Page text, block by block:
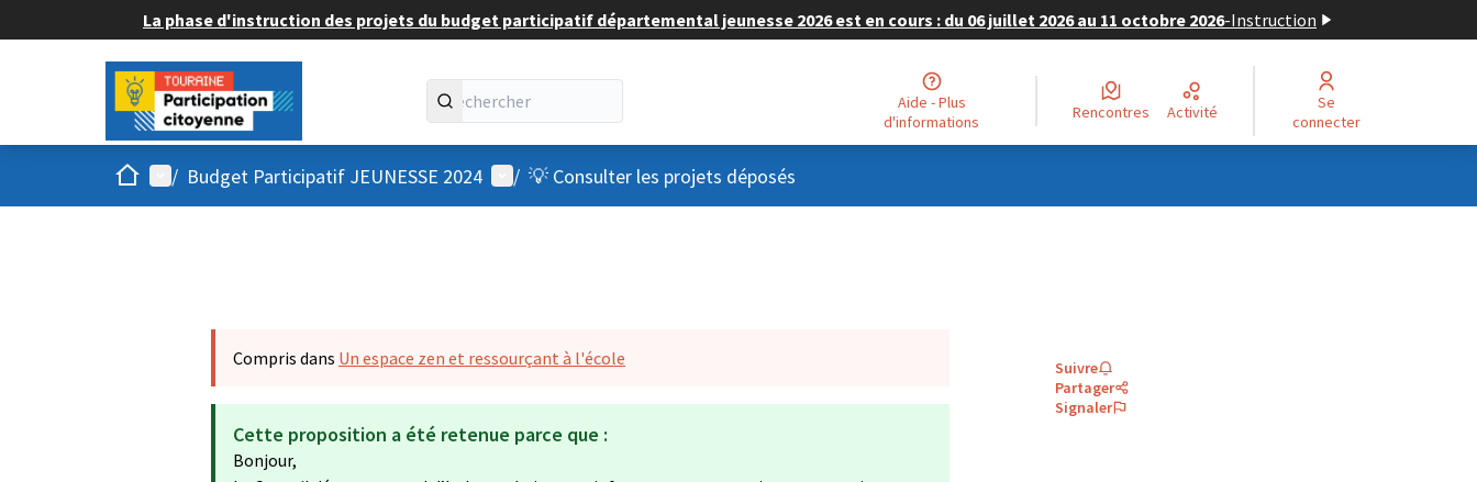
La phase d'instruction des projets du budget participatif départemental jeunesse 2026 est en cours : du 06 juillet 2026 au 11 octobre 2026-Instruction
Aide - Plus
d'informations
Rencontres Activité
Se
connecter
AccueilMenu principal
/ Budget Participatif JEUNESSE 2024 Menu utilisateur
/ 💡 Consulter les projets déposés
Compris dans Un espace zen et ressourçant à l'école
Cette proposition a été retenue parce que :
Bonjour,
Suivre
Partager
Signaler